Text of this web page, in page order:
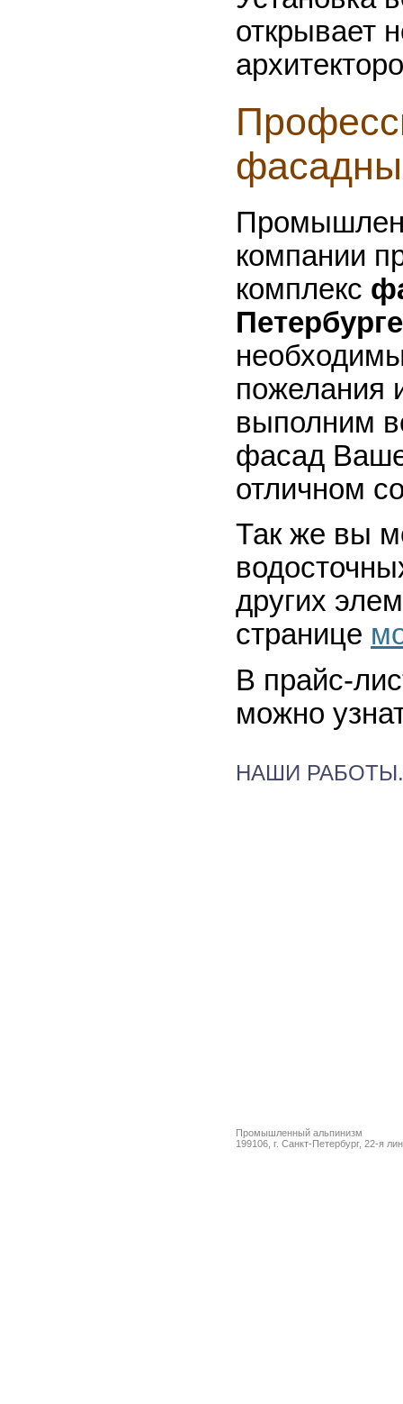
открывает
компании
комплекс
Петербурге
пожелания
выполним
фасад
отличном
Так же вы
других
странице
В прайс-
можно
НАШИ РАБОТЫ.
Промышленный альпинизм
199106, г. Санкт-Петербург, 22-я